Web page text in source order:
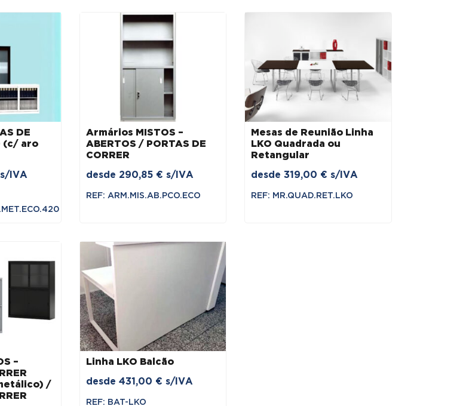
DE
(c/ aro
s/IVA
Armários MISTOS –
ABERTOS / PORTAS DE
CORRER
desde 290,85 € s/IVA
REF: ARM.MIS.AB.PCO.ECO
Mesas de Reunião Linha
LKO Quadrada ou
Retangular
desde 319,00 € s/IVA
REF: MR.QUAD.RET.LKO
–
/
Linha LKO Balcão
desde 431,00 € s/IVA
REF: BAT-LKO